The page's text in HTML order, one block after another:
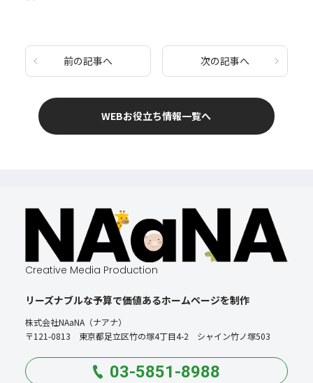
前の記事へ 次の記事へ
WEBお役立ち情報一覧へ
Creative Media Production
リーズナブルな予算で価値あるホームページを制作
株式会社NAaNA（ナアナ）
〒121-0813 東京都足立区竹の塚4丁目4-2 シャイン竹ノ塚503
03-5851-8988